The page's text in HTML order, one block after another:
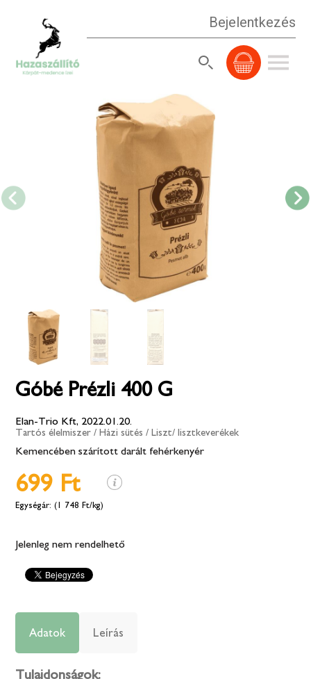
Bejelentkezés
Góbé Prézli 400 G
Elan-Trio Kft, 2022.01.20.
Tartós élelmiszer / Házi sütés / Liszt/ lisztkeverékek
Kemencében szárított darált fehérkenyér
699 Ft
(1 748 Ft/kg)
Jelenleg nem rendelhető
Adatok Leírás
Tulajdonságok: